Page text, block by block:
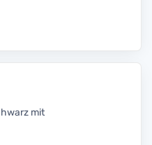
mit